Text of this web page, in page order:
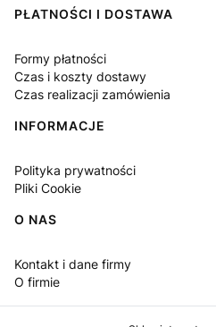
PŁATNOŚCI I DOSTAWA
Formy płatności
Czas i koszty dostawy
Czas realizacji zamówienia
INFORMACJE
Polityka prywatności
Pliki Cookie
O NAS
Kontakt i dane firmy
O firmie